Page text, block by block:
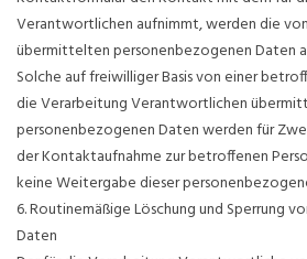
Verantwortlichen aufnimmt, werden die
übermittelten personenbezogenen Daten
Solche auf freiwilliger Basis von einer
die Verarbeitung Verantwortlichen
personenbezogenen Daten werden für
der Kontaktaufnahme zur betroffenen
keine Weitergabe dieser
6. Routinemäßige Löschung und Sperrung
Daten